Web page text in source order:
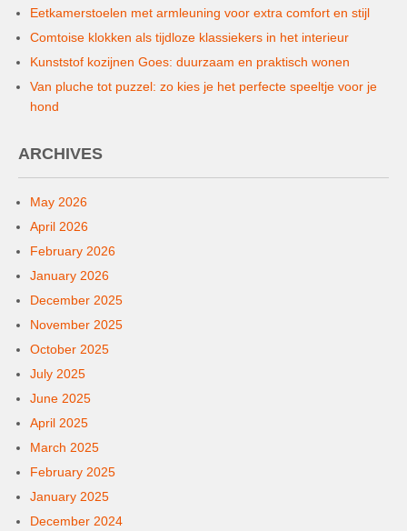
Eetkamerstoelen met armleuning voor extra comfort en stijl
Comtoise klokken als tijdloze klassiekers in het interieur
Kunststof kozijnen Goes: duurzaam en praktisch wonen
Van pluche tot puzzel: zo kies je het perfecte speeltje voor je
hond
ARCHIVES
May 2026
April 2026
February 2026
January 2026
December 2025
November 2025
October 2025
July 2025
June 2025
April 2025
March 2025
February 2025
January 2025
December 2024